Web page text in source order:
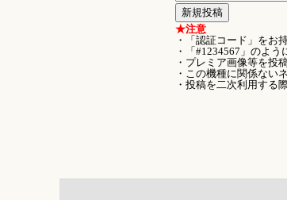
★注意
・「認証コード」をお
・「#1234567」のよ
・プレミア画像等を投
・この機種に関係ない
・投稿を二次利用する